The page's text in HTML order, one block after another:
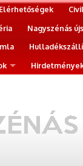
Elérhetőségek
Nagyszénás